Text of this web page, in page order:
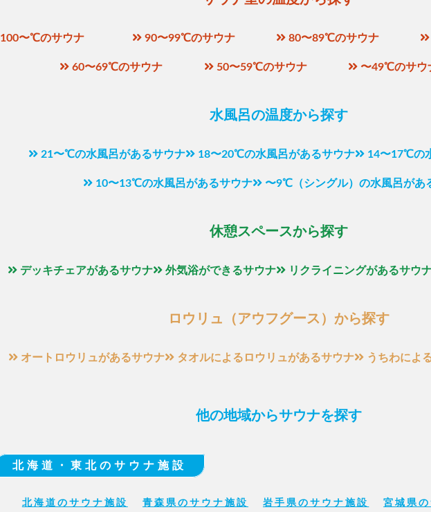
100〜℃のサウナ 90〜99℃のサウナ 80〜89℃のサウナ
60〜69℃のサウナ 50〜59℃のサウナ 〜49℃のサウ
水風呂の温度から探す
21〜℃の水風呂があるサウナ 18〜20℃の水風呂があるサウナ 14〜17℃の
10〜13℃の水風呂があるサウナ 〜9℃（シングル）の水風呂があ
休憩スペースから探す
デッキチェアがあるサウナ 外気浴ができるサウナ リクライニングがあるサウ
ロウリュ（アウフグース）から探す
オートロウリュがあるサウナ タオルによるロウリュがあるサウナ うちわによ
他の地域からサウナを探す
北海道・東北のサウナ施設
北海道のサウナ施設 青森県のサウナ施設 岩手県のサウナ施設 宮城県